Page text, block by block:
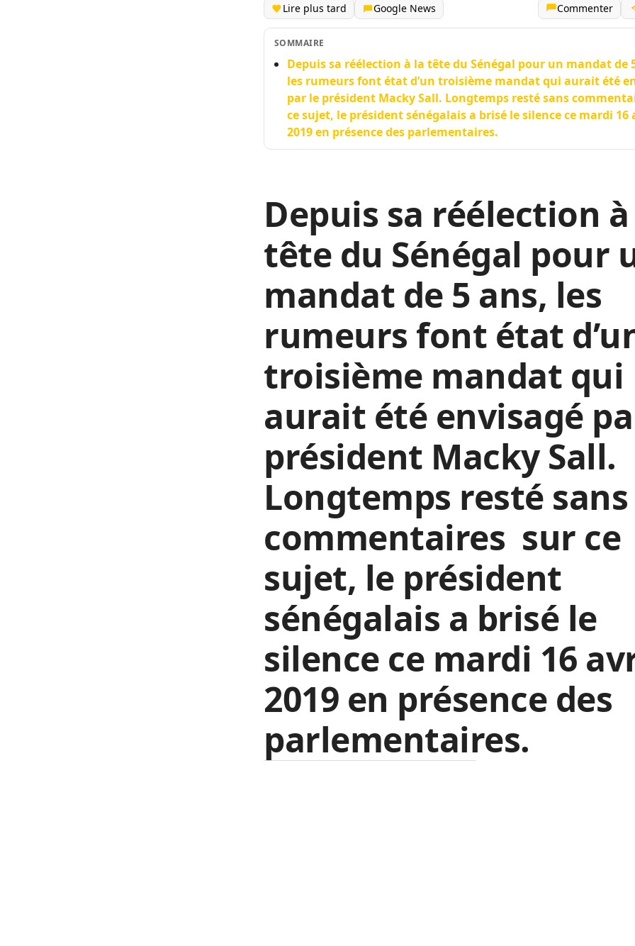
Lire plus tard
Google News Commenter
SOMMAIRE
Depuis sa réélection à la tête du Sénégal pour un mandat de
les rumeurs font état d’un troisième mandat qui aurait été
par le président Macky Sall. Longtemps resté sans
ce sujet, le président sénégalais a brisé le silence ce mardi 16
2019 en présence des parlementaires.
Depuis sa réélection
tête du Sénégal pour
mandat de 5 ans, les
rumeurs font état
troisième mandat qui
aurait été envisagé
président Macky Sall.
Longtemps resté sans
commentaires sur ce
sujet, le président
sénégalais a brisé le
silence ce mardi 16
2019 en présence des
parlementaires.